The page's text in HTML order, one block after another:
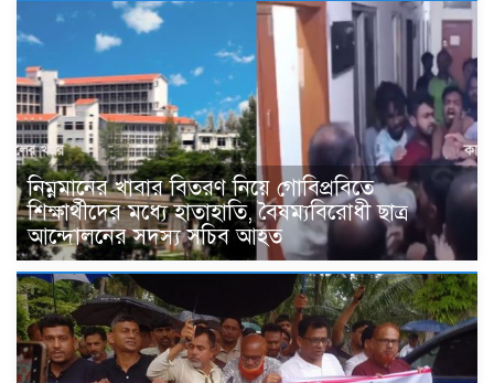
নিম্নমানের খাবার বিতরণ নিয়ে গোবিপ্রবিতে
শিক্ষার্থীদের মধ্যে হাতাহাতি, বৈষম্যবিরোধী ছাত্র
আন্দোলনের সদস্য সচিব আহত